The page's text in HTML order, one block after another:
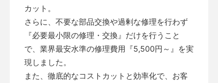
カット。
さらに、不要な部品交換や過剰な修理を行わず
『必要最小限の修理・交換』だけを行うこと
で、業界最安水準の修理費用『5,500円～』を実
現しました。
また、徹底的なコストカットと効率化で、お客